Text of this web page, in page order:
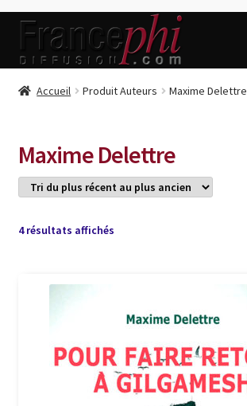
Aller
la
Aller
contenu
Accueil
Conditions de Vente
Connection
Listes d’Envies
Livres de Peter Randa
Livres de Philippe Randa
Login Customizer
Accueil Produit Auteurs Maxime Delettre
Maxime Delettre
4 résultats affichésTrié
plus